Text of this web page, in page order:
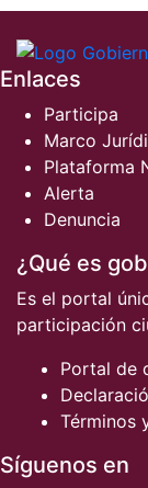
Enlaces
Participa
Marco
Plataforma
Alerta
Denuncia
¿Qué es
Es el portal
participación
Portal de
Términos
Síguenos en